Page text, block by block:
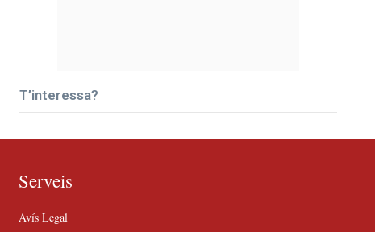
T’interessa?
Serveis
Avís Legal